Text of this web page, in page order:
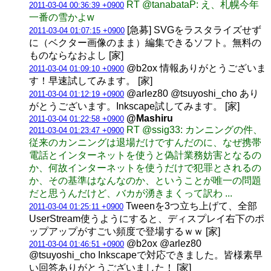
2011-03-04 00:36:39 +0900 RT @tanabataP: え、札幌今年
一番の雪かよw
2011-03-04 01:07:15 +0900 [急募] SVGをラスタライズせず
に（ベクター画像のまま）編集できるソフト。無料の
ものならなおよし [家]
2011-03-04 01:09:10 +0900 @b2ox 情報ありがとうございま
す！早速試してみます。 [家]
2011-03-04 01:12:19 +0900 @arlez80 @tsuyoshi_cho あり
がとうございます。Inkscape試してみます。 [家]
2011-03-04 01:22:58 +0900 @Mashiru
2011-03-04 01:23:47 +0900 RT @ssig33: カンニングの件、
従来のカンニングは退場だけですんだのに、なぜ携帯
電話とインターネットを使うと偽計業務妨害となるの
か、何故インターネットを使うだけで犯罪とされるの
か、その基準はなんなのか、ということが唯一の問題
だと思うんだけど、バカが湧きまくって訳わ ...
2011-03-04 01:25:11 +0900 Tweenを3つ立ち上げて、全部
UserStream使うようにすると、ディスプレイ右下のポ
ップアップがすごい頻度で登場するｗｗ [家]
2011-03-04 01:46:51 +0900 @b2ox @arlez80
@tsuyoshi_cho Inkscapeで対応できました。皆様素早
い回答ありがとうございました！ [家]